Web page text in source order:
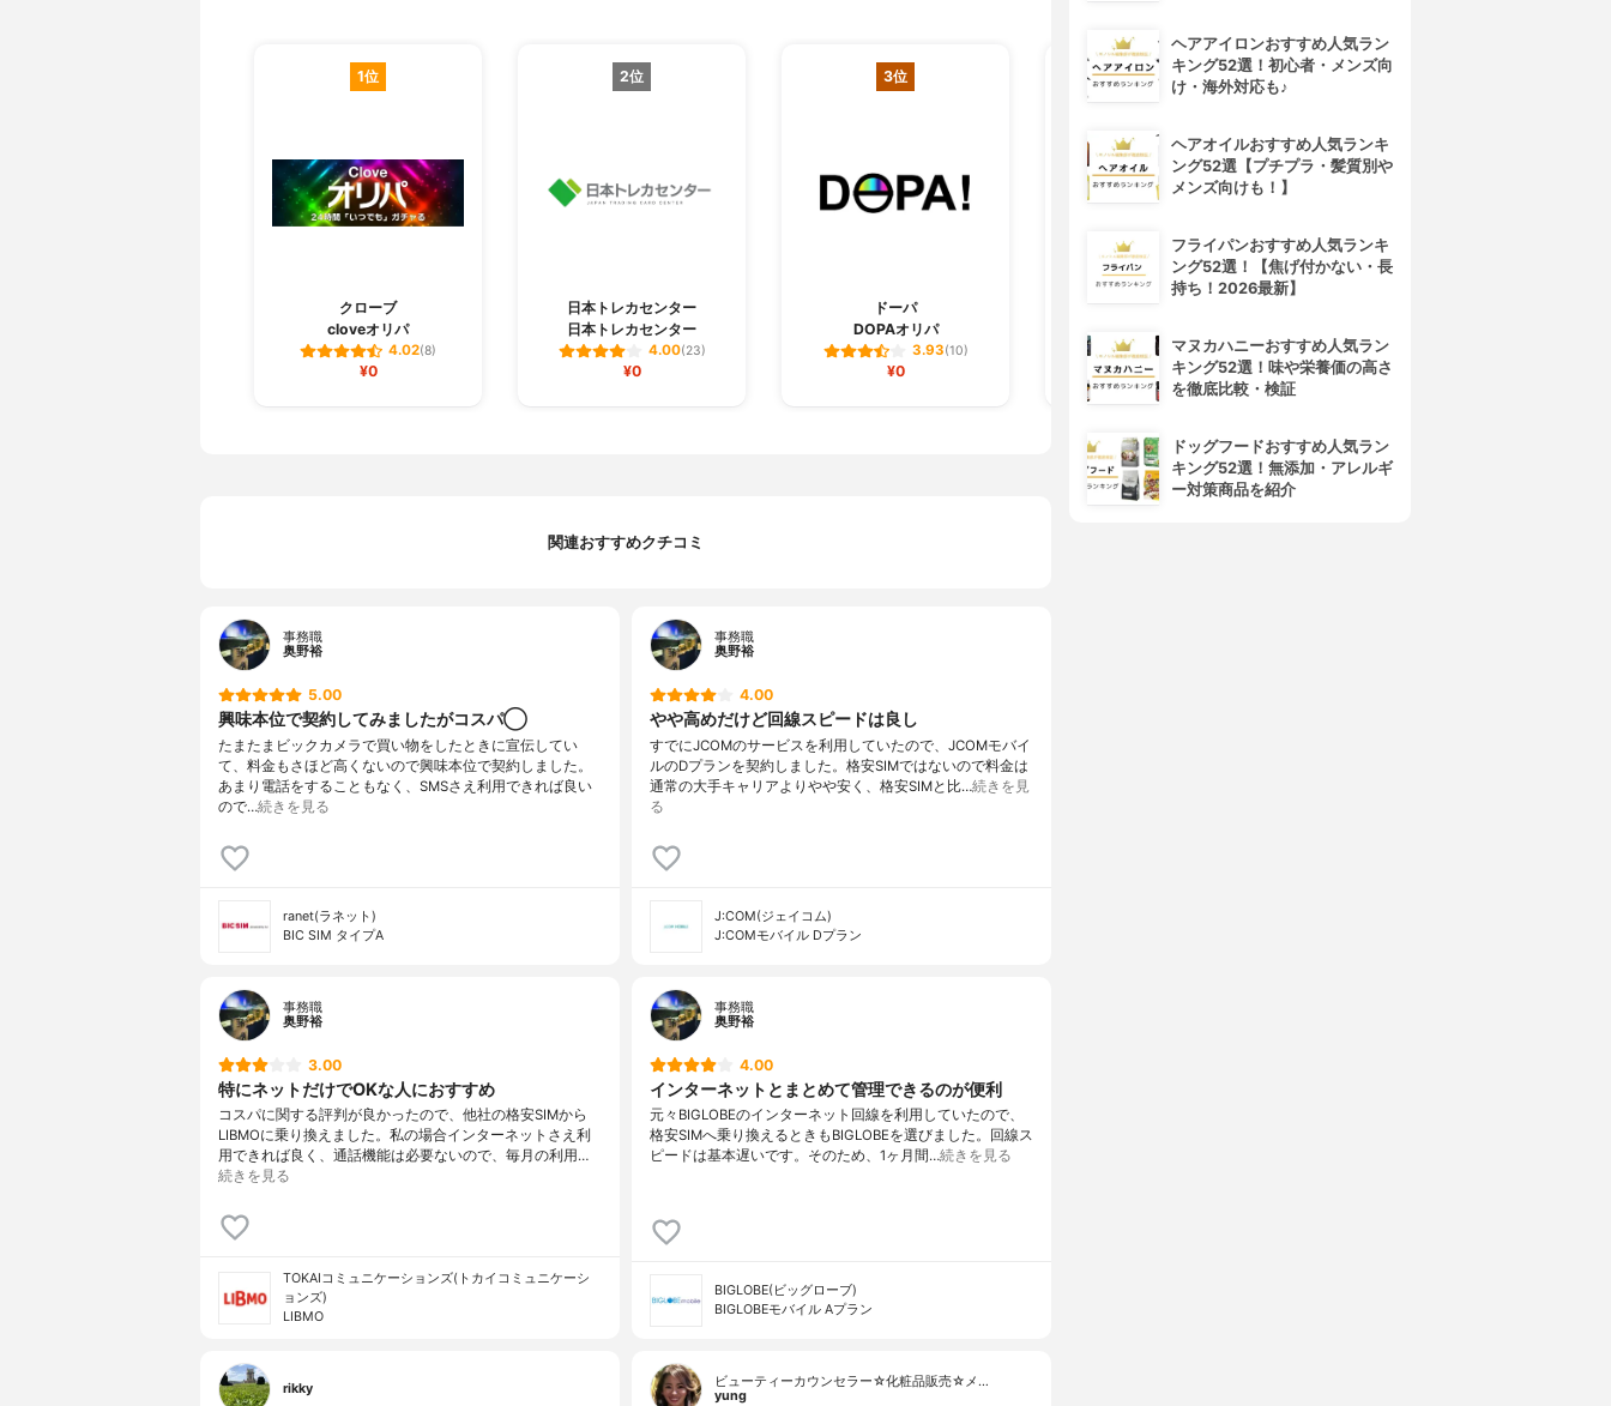
1位
クローブ
cloveオリパ
4.02(8)
¥0
2位
日本トレカセンター
日本トレカセンター
4.00(23)
¥0
3位
ドーパ
DOPAオリパ
3.93(10)
¥0
4位
3.90(9)
¥0
関連おすすめクチコミ
事務職
奥野裕
5.00
興味本位で契約してみましたがコスパ◯
たまたまビックカメラで買い物をしたときに宣伝してい
て、料金もさほど高くないので興味本位で契約しました。
あまり電話をすることもなく、SMSさえ利用できれば良い
ので…続きを見る
ranet(ラネット)
BIC SIM タイプA
事務職
奥野裕
4.00
やや高めだけど回線スピードは良し
すでにJCOMのサービスを利用していたので、JCOMモバイ
ルのDプランを契約しました。格安SIMではないので料金は
通常の大手キャリアよりやや安く、格安SIMと比…続きを見
る
J:COM(ジェイコム)
J:COMモバイル Dプラン
事務職
奥野裕
3.00
特にネットだけでOKな人におすすめ
コスパに関する評判が良かったので、他社の格安SIMから
LIBMOに乗り換えました。私の場合インターネットさえ利
用できれば良く、通話機能は必要ないので、毎月の利用…
続きを見る
TOKAIコミュニケーションズ(トカイコミュニケーシ
ョンズ)
LIBMO
事務職
奥野裕
4.00
インターネットとまとめて管理できるのが便利
元々BIGLOBEのインターネット回線を利用していたので、
格安SIMへ乗り換えるときもBIGLOBEを選びました。回線ス
ピードは基本遅いです。そのため、1ヶ月間…続きを見る
BIGLOBE(ビッグローブ)
BIGLOBEモバイル Aプラン
rikky
ビューティーカウンセラー☆化粧品販売☆メ…
yung
ヘアアイロンおすすめ人気ラン
キング52選！初心者・メンズ向
け・海外対応も♪
ヘアオイルおすすめ人気ランキ
ング52選【プチプラ・髪質別や
メンズ向けも！】
フライパンおすすめ人気ランキ
ング52選！【焦げ付かない・長
持ち！2026最新】
マヌカハニーおすすめ人気ラン
キング52選！味や栄養価の高さ
を徹底比較・検証
ドッグフードおすすめ人気ラン
キング52選！無添加・アレルギ
ー対策商品を紹介